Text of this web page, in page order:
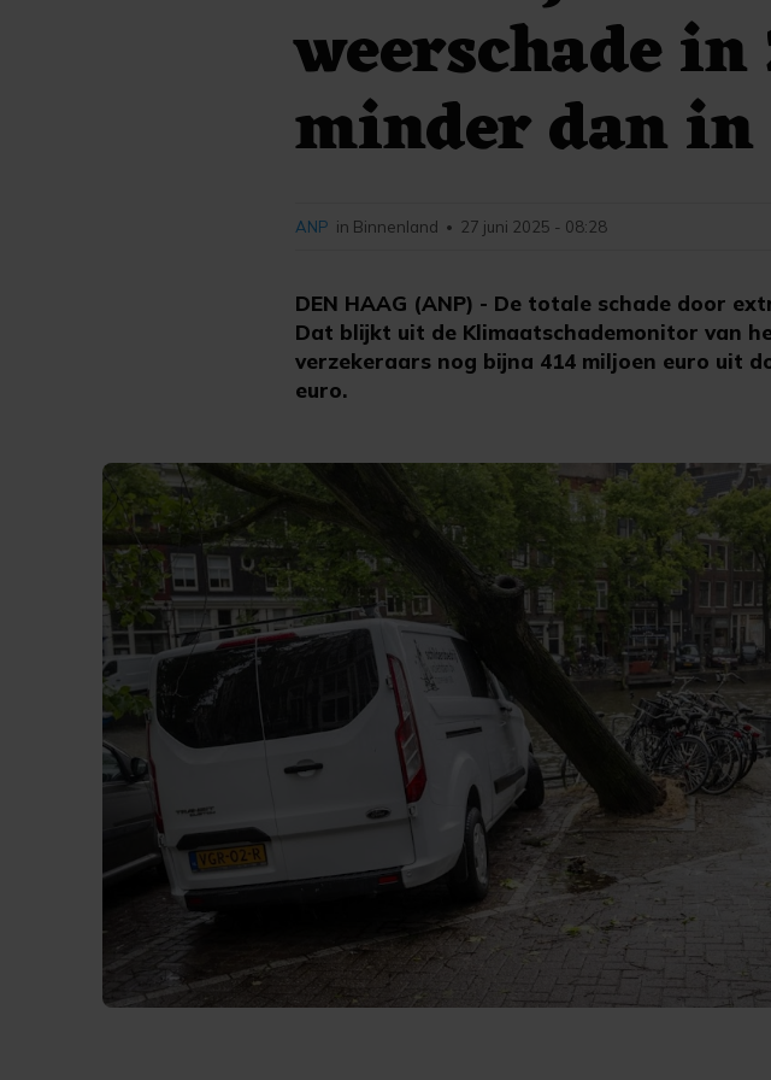
weerschade
minder dan in
DEN HAAG (ANP) - De totale schade door
Dat blijkt uit de Klimaatschademonitor van
verzekeraars nog bijna 414 miljoen euro uit
euro.
ANP in Binnenland • 27 juni 2025 - 08:28